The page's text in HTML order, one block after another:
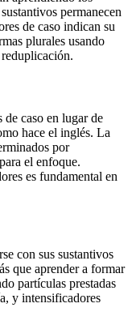
permanecen
de caso indican su
plurales usando
de caso en lugar de
hace el inglés. La
por
el enfoque.
es fundamental en
con sus sustantivos
que aprender a formar
partículas prestadas
y intensificadores